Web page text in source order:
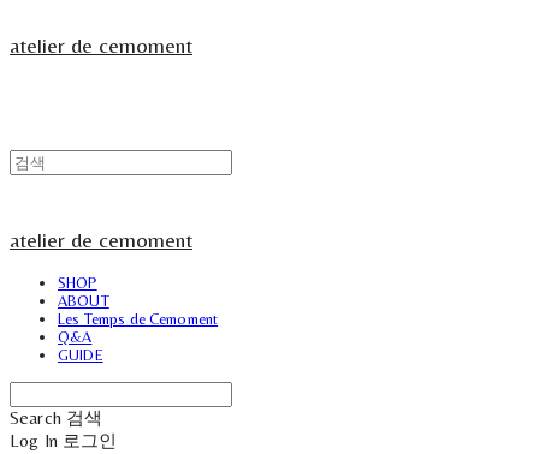
atelier de cemoment
atelier de cemoment
SHOP
ABOUT
Les Temps de Cemoment
Q&A
GUIDE
Search 검색
Log In 로그인